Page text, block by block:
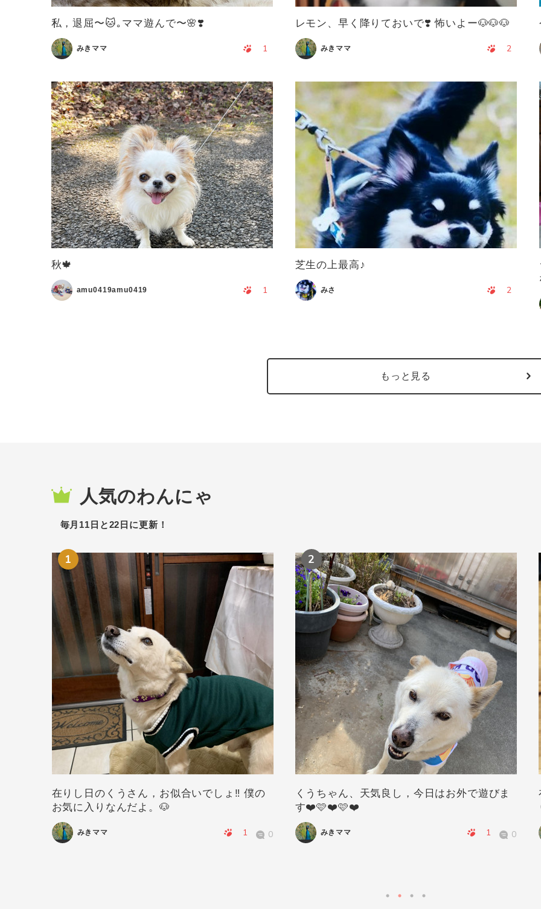
私，退屈〜🐱｡ママ遊んで〜🌸❣️
みきママ 1
レモン、早く降りておいで❣️ 怖いよー🐶🐶🐶
みきママ 2
秋🍁
amu0419amu0419 1
芝生の上最高♪
みさ 2
もっと見る
人気のわんにゃ
毎月11日と22日に更新！
1
在りし日のくうさん，お似合いでしょ‼️ 僕の
お気に入りなんだよ。🐶
みきママ 1 0
2
くうちゃん、天気良し，今日はお外で遊びま
す❤️🩷❤️🩷❤️
みきママ 1 0